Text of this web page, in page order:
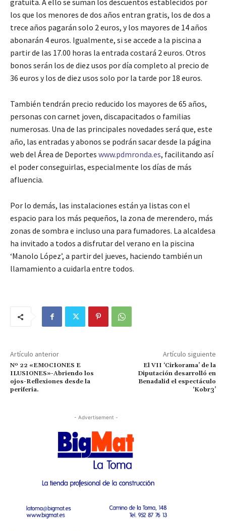
gratuita. A ello se suman los descuentos establecidos por
los que los menores de dos años entran gratis, los de dos a
trece años pagarán solo 2 euros, y los mayores de 14 años
abonarán 4 euros. Igualmente, si se accede a la piscina a
partir de las 17.00 horas la entrada costará 2 euros. Otros
bonos serán los de diez usos por día completo al precio de
36 euros y los de diez usos solo por la tarde por 18 euros.
También tendrán precio reducido los mayores de 65 años,
personas con carnet joven, discapacitados o familias
numerosas. Una de las principales novedades será que, este
año, las entradas y abonos se podrán sacar desde la página
web del Área de Deportes www.pdmronda.es, facilitando así
el poder conseguirlas, especialmente los días de más
afluencia.
Por lo demás, las instalaciones están ya listas con el
espacio para los más pequeños, la zona de merendero, más
zonas de sombra e incluso una para fumadores. La alcaldesa
ha invitado a todos a disfrutar del verano en la piscina
‘Manolo López’, a partir del jueves, haciendo también un
llamamiento a cuidarla entre todos.
Artículo anterior
Nº 22 «EMOCIONES E
ILUSIONES»-Abriendo los
ojos-Reflexiones desde la
periferia.
Artículo siguiente
El VII ‘Cirkorama’ de la
Diputación desarrolló en
Benadalid el espectáculo
‘Kobr3’
- Advertisement -